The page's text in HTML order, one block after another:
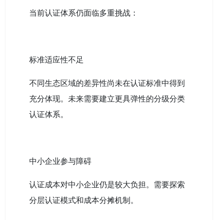
当前认证体系仍面临多重挑战：
标准适应性不足
不同生态区域的差异性尚未在认证标准中得到
充分体现。未来需要建立更具弹性的分级分类
认证体系。
中小企业参与障碍
认证成本对中小企业仍是较大负担。需要探索
分层认证模式和成本分摊机制。